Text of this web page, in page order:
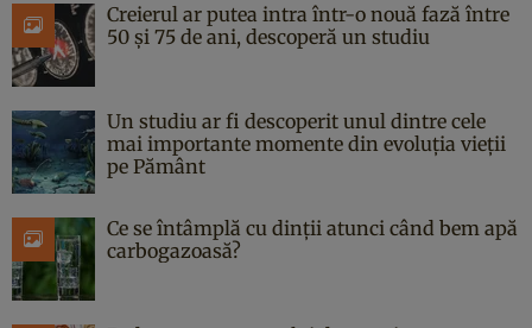
Creierul ar putea intra într-o nouă fază între
50 și 75 de ani, descoperă un studiu
Un studiu ar fi descoperit unul dintre cele
mai importante momente din evoluția vieții
pe Pământ
Ce se întâmplă cu dinții atunci când bem apă
carbogazoasă?